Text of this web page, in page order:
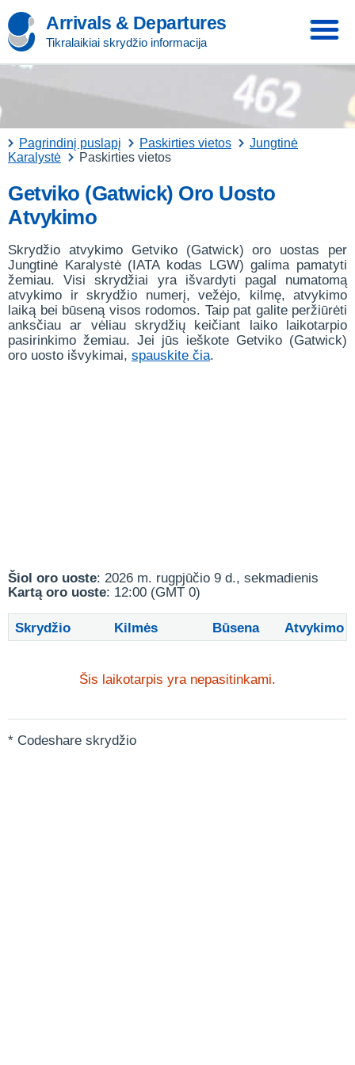
Arrivals & Departures
Tikralaikiai skrydžio informacija
Pagrindinį puslapį Paskirties vietos
Jungtinė
Karalystė
Paskirties vietos
Getviko (Gatwick) Oro Uosto
Atvykimo
Skrydžio atvykimo Getviko (Gatwick) oro uostas per
Jungtinė Karalystė (IATA kodas LGW) galima pamatyti
žemiau. Visi skrydžiai yra išvardyti pagal numatomą
atvykimo ir skrydžio numerį, vežėjo, kilmę, atvykimo
laiką bei būseną visos rodomos. Taip pat galite peržiūrėti
anksčiau ar vėliau skrydžių keičiant laiko laikotarpio
pasirinkimo žemiau. Jei jūs ieškote Getviko (Gatwick)
oro uosto išvykimai, spauskite čia.
Šiol oro uoste: 2026 m. rugpjūčio 9 d., sekmadienis
Kartą oro uoste: 12:00 (GMT 0)
Skrydžio Kilmės Būsena Atvykimo
Šis laikotarpis yra nepasitinkami.
* Codeshare skrydžio